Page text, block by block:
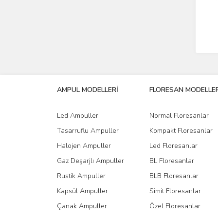
AMPUL MODELLERİ
Led Ampuller
Tasarruflu Ampuller
Halojen Ampuller
Gaz Deşarjlı Ampuller
Rustik Ampuller
Kapsül Ampuller
Çanak Ampuller
FLORESAN
Normal Floresanlar
Kompakt Floresanlar
Led Floresanlar
BL Floresanlar
BLB Floresanlar
Simit Floresanlar
Özel Floresanlar